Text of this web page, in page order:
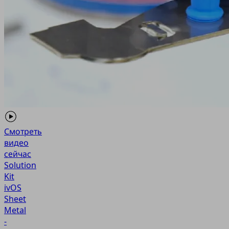
Смотреть
видео
сейчас
Solution
Kit
ivOS
Sheet
Metal
-